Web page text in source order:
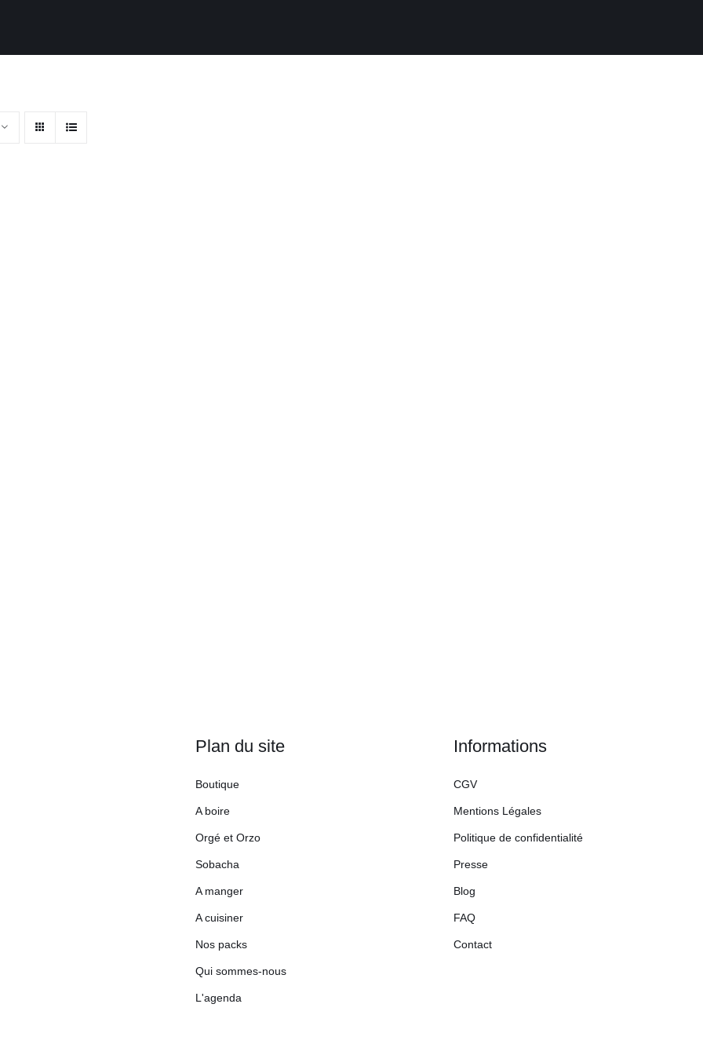
Plan du site
Boutique
A boire
Orgé et Orzo
Sobacha
A manger
A cuisiner
Nos packs
Qui sommes-nous
L'agenda
Informations
CGV
Mentions Légales
Politique de confidentialité
Presse
Blog
FAQ
Contact